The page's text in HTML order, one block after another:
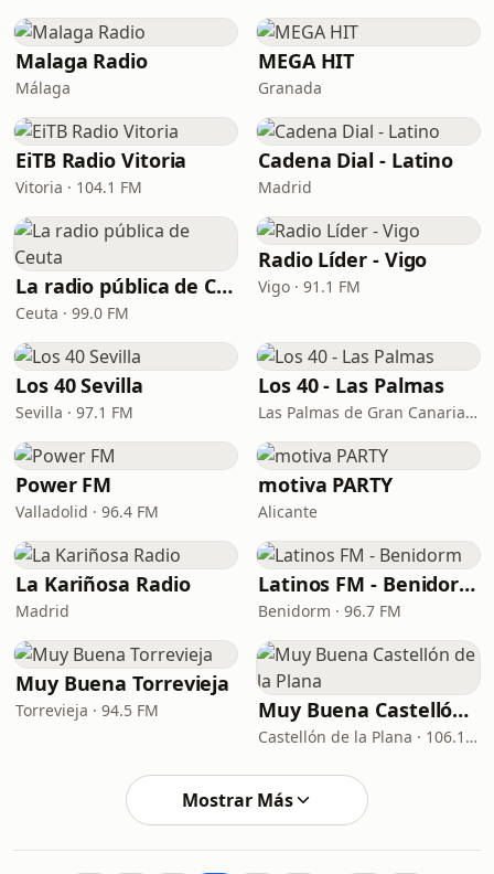
Malaga Radio
Málaga
MEGA HIT
Granada
EiTB Radio Vitoria
Vitoria · 104.1 FM
Cadena Dial - Latino
Madrid
La radio pública de Ceuta
Ceuta · 99.0 FM
Radio Líder - Vigo
Vigo · 91.1 FM
Los 40 Sevilla
Sevilla · 97.1 FM
Los 40 - Las Palmas
Las Palmas de Gran Canaria · 94.4 FM
Power FM
Valladolid · 96.4 FM
motiva PARTY
Alicante
La Kariñosa Radio
Madrid
Latinos FM - Benidorm
Benidorm · 96.7 FM
Muy Buena Torrevieja
Torrevieja · 94.5 FM Muy Buena Castellón de la Plana
Castellón de la Plana · 106.1 FM
Mostrar Más